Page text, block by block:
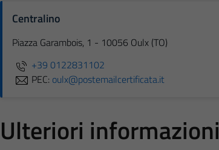
Centralino
Piazza Garambois, 1 - 10056 Oulx (TO)
+39 0122831102
PEC: oulx@postemailcertificata.it
Ulteriori informazioni